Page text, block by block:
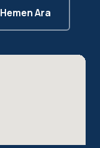
Hemen Ara